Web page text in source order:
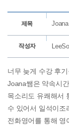
제목
작성자
너무 늦게 수강 후
Joana쌤은 약속시
목소리도 유쾌해서
수 있어서 일석이조
전화영어를 통해 영